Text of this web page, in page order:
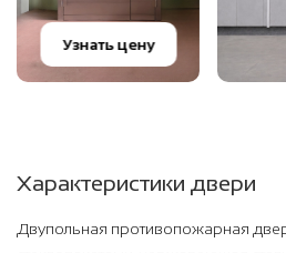
Узнать цену
Характеристики двери
Двупольная противопожарная